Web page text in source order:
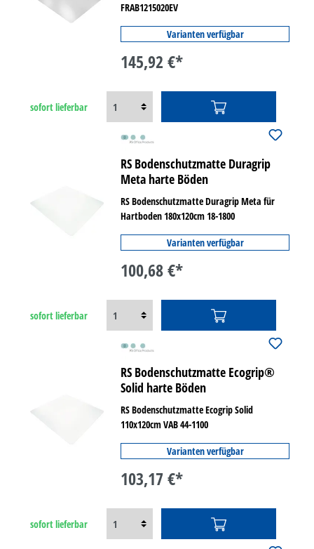
FRAB1215020EV
Varianten verfügbar
145,92 €*
sofort lieferbar
RS Bodenschutzmatte Duragrip
Meta harte Böden
RS Bodenschutzmatte Duragrip Meta für
Hartboden 180x120cm 18-1800
Varianten verfügbar
100,68 €*
sofort lieferbar
RS Bodenschutzmatte Ecogrip®
Solid harte Böden
RS Bodenschutzmatte Ecogrip Solid
110x120cm VAB 44-1100
Varianten verfügbar
103,17 €*
sofort lieferbar